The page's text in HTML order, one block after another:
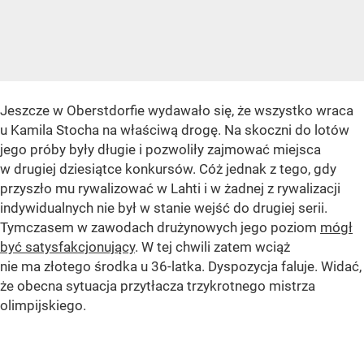
Jeszcze w Oberstdorfie wydawało się, że wszystko wraca
u Kamila Stocha na właściwą drogę. Na skoczni do lotów
jego próby były długie i pozwoliły zajmować miejsca
w drugiej dziesiątce konkursów. Cóż jednak z tego, gdy
przyszło mu rywalizować w Lahti i w żadnej z rywalizacji
indywidualnych nie był w stanie wejść do drugiej serii.
Tymczasem w zawodach drużynowych jego poziom mógł
być satysfakcjonujący. W tej chwili zatem wciąż
nie ma złotego środka u 36-latka. Dyspozycja faluje. Widać,
że obecna sytuacja przytłacza trzykrotnego mistrza
olimpijskiego.